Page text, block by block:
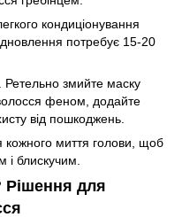
кондиціонування
потребує 15-20
змийте маску
феном, додайте
від пошкоджень.
кожного миття голови, щоб
і блискучим.
Рішення для